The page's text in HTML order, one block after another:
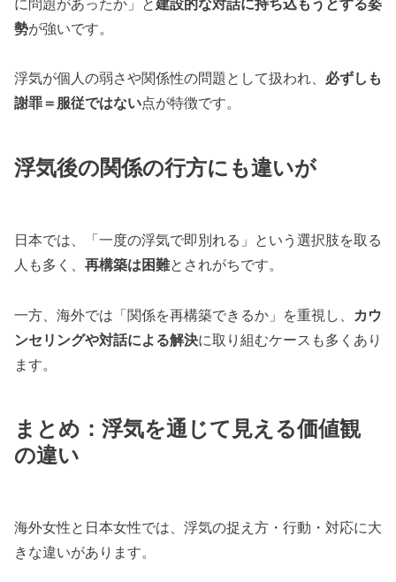
に問題があったか」と 建設的な対話に持ち込もうとする姿
勢が強いです。
浮気が個人の弱さや関係性の問題として扱われ、 必ずしも
謝罪＝服従ではない点が特徴です。
浮気後の関係の行方にも違いが
日本では、「一度の浮気で即別れる」という選択肢を取る
人も多く、 再構築は困難とされがちです。
一方、海外では「関係を再構築できるか」を重視し、
カウ
ンセリングや対話による解決に取り組むケースも多くあり
ます。
まとめ：浮気を通じて見える価値観
の違い
海外女性と日本女性では、浮気の捉え方・行動・対応に大
きな違いがあります。